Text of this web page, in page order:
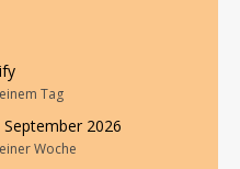
Tag
2026
Woche